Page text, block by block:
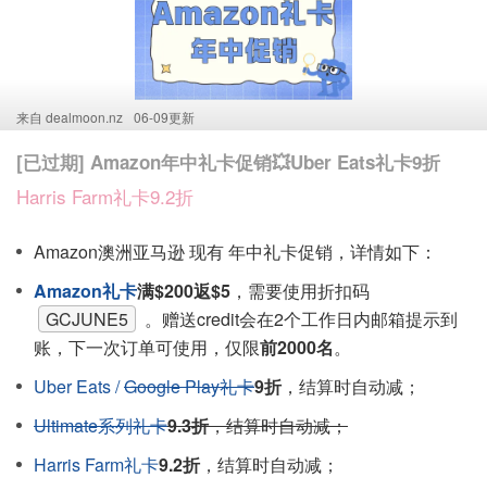
来自 dealmoon.nz 06-09更新
[已过期] Amazon年中礼卡促销💥Uber Eats礼卡9折
Harris Farm礼卡9.2折
Amazon澳洲亚马逊 现有 年中礼卡促销，详情如下：
Amazon礼卡满$200返$5 ，需要使用折扣码
GCJUNE5
。赠送credit会在2个工作日内邮箱提示到
账，下一次订单可使用，仅限前2000名。
Uber Eats /Google Play礼卡9折 ，结算时自动减；
Ultimate系列礼卡9.3折，结算时自动减；
Harris Farm礼卡9.2折 ，结算时自动减；